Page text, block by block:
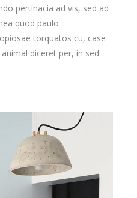
pertinacia ad vis, sed ad
quod paulo
torquatos cu, case
diceret per, in sed